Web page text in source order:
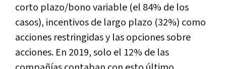
corto plazo/bono variable (el 84% de los
casos), incentivos de largo plazo (32%) como
acciones restringidas y las opciones sobre
acciones. En 2019, solo el 12% de las